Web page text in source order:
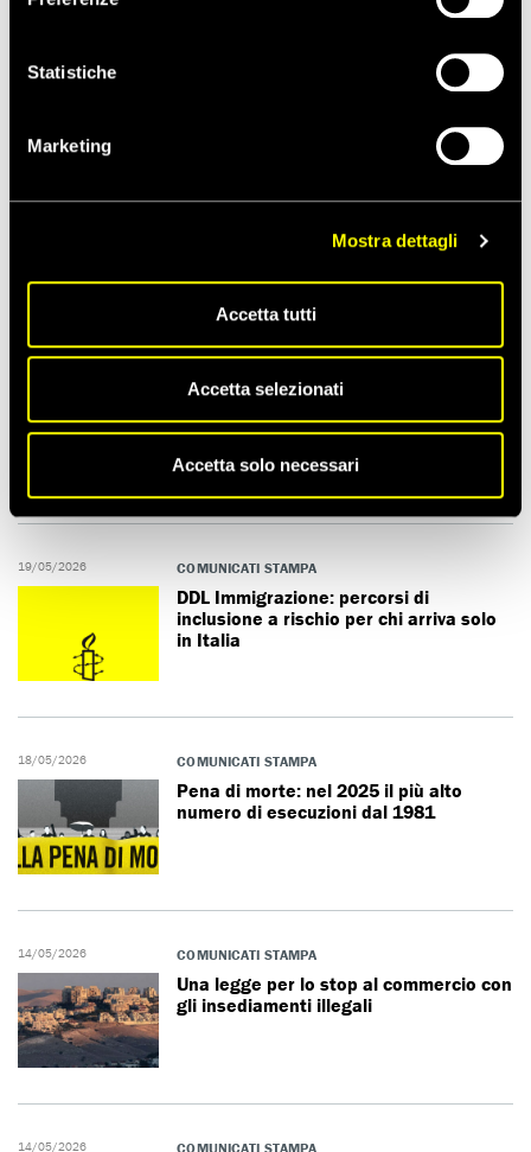
Statistiche
Marketing
Mostra dettagli
Accetta tutti
Accetta selezionati
Accetta solo necessari
Report sull’impatto negativo dell’IA
In Iran cresce la repressione del
A Pisa la 41ª Assemblea Generale di
Amnesty International Italia
19/05/2026 COMUNICATI STAMPA
DDL Immigrazione: percorsi di
inclusione a rischio per chi arriva solo
in Italia
18/05/2026 COMUNICATI STAMPA
Pena di morte: nel 2025 il più alto
numero di esecuzioni dal 1981
14/05/2026 COMUNICATI STAMPA
Una legge per lo stop al commercio con
gli insediamenti illegali
14/05/2026 COMUNICATI STAMPA